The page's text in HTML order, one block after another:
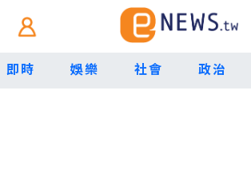
即時 娛樂 社會 政治